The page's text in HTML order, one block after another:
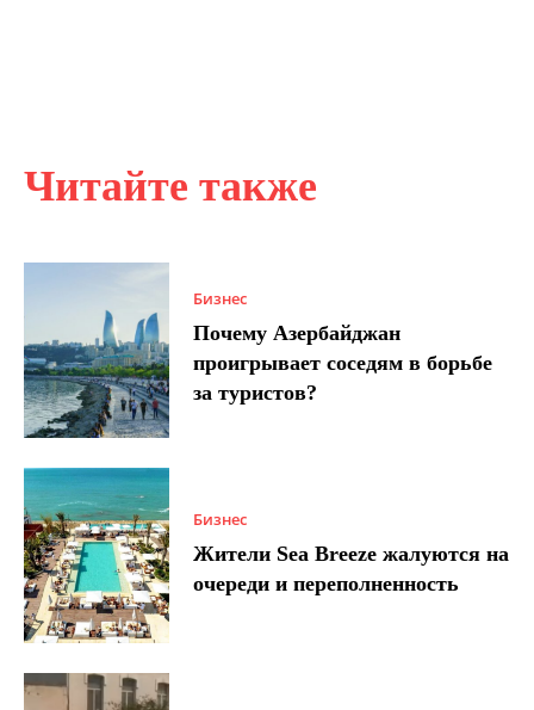
Читайте также
Бизнес
Почему Азербайджан
проигрывает соседям в борьбе
за туристов?
Бизнес
Жители Sea Breeze жалуются на
очереди и переполненность